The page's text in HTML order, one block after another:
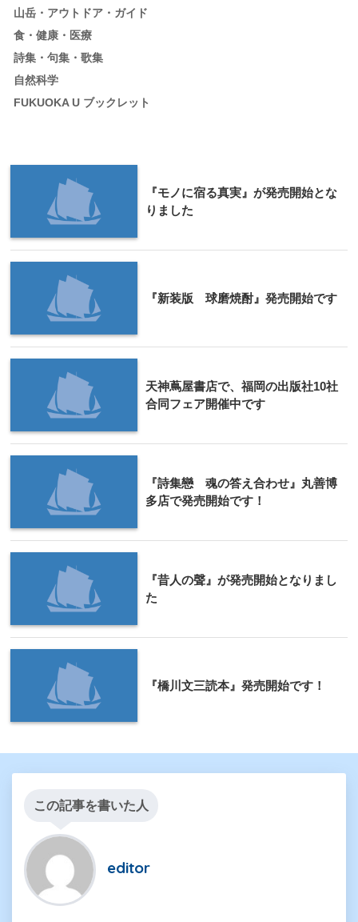
山岳・アウトドア・ガイド
食・健康・医療
詩集・句集・歌集
自然科学
FUKUOKA U ブックレット
『モノに宿る真実』が発売開始とな
りました
『新装版 球磨焼酎』発売開始です
天神蔦屋書店で、福岡の出版社10社
合同フェア開催中です
『詩集戀 魂の答え合わせ』丸善博
多店で発売開始です！
『昔人の聲』が発売開始となりまし
た
『橋川文三読本』発売開始です！
この記事を書いた人
editor